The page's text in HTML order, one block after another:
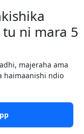
ni mara 5
majeraha ama
haimaanishi ndio